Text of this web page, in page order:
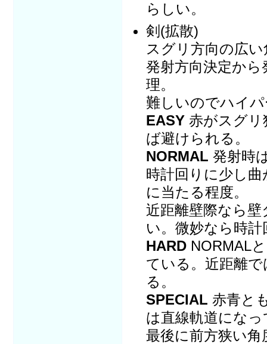
らしい。
剣(拡散)
スグリ方向の広
発射方向決定か
理。
難しいのでハイ
EASY 赤がスグ
ば避けられる。
NORMAL 発射時
時計回りに少し
に当たる程度。
近距離壁際なら
い。微妙なら時
HARD NORMAL
ている。近距離
る。
SPECIAL 赤青と
は直線軌道にな
最後に前方狭い